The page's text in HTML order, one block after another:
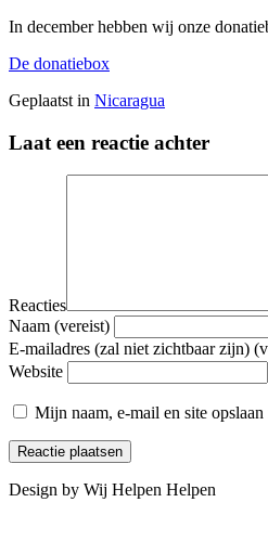
In december hebben wij onze
De donatiebox
Geplaatst in Nicaragua
Laat een reactie achter
Reacties
Naam (vereist)
E-mailadres (zal niet zichtbaar zijn)
Website
Mijn naam, e-mail en site
Design by Wij Helpen Helpen